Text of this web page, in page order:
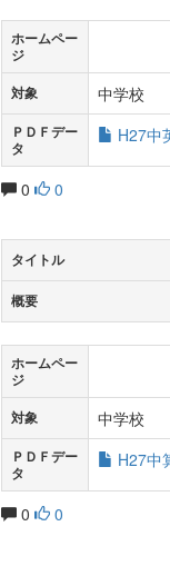
ホームペー
ジ
対象
中学校
ＰＤＦデー
タ
H27中
0 0
タイトル
概要
ホームペー
ジ
対象
中学校
ＰＤＦデー
タ
H27中
0 0